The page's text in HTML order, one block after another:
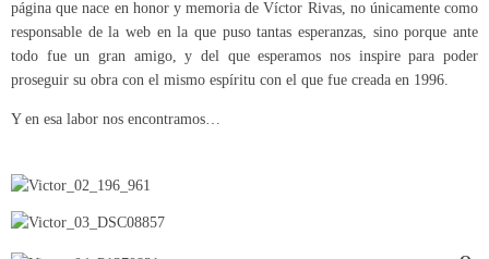
página que nace en honor y memoria de Víctor Rivas, no únicamente como
responsable de la web en la que puso tantas esperanzas, sino porque ante
todo fue un gran amigo, y del que esperamos nos inspire para poder
proseguir su obra con el mismo espíritu con el que fue creada en 1996.
Y en esa labor nos encontramos…